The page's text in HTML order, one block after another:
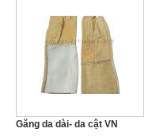
Găng da dài- da cật VN